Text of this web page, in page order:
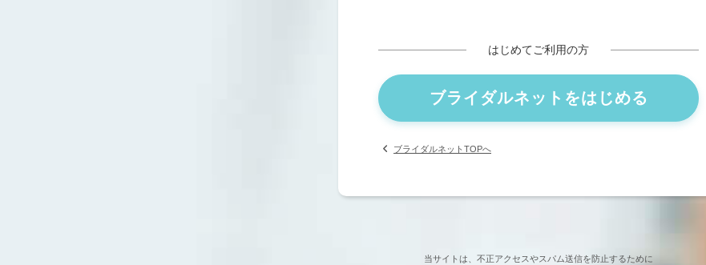
はじめてご利用の方
ブライダルネットをはじめる
ブライダルネットTOPへ
当サイトは、不正アクセスやスパム送信を防止するために